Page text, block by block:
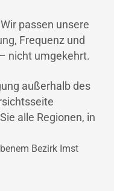
passen unsere
Frequenz und
nicht umgekehrt.
außerhalb des
alle Regionen, in